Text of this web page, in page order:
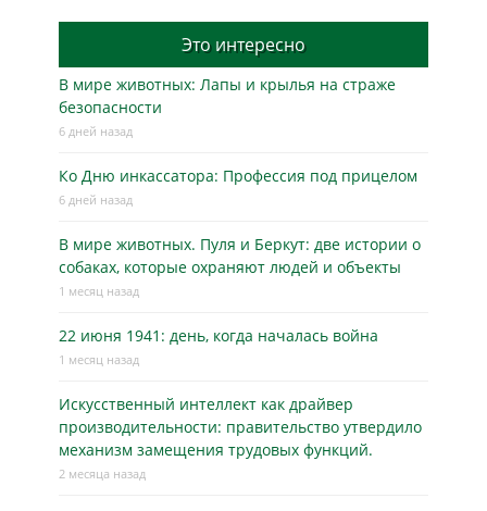
Это интересно
В мире животных: Лапы и крылья на страже
безопасности
6 дней назад
Ко Дню инкассатора: Профессия под прицелом
6 дней назад
В мире животных. Пуля и Беркут: две истории о
собаках, которые охраняют людей и объекты
1 месяц назад
22 июня 1941: день, когда началась война
1 месяц назад
Искусственный интеллект как драйвер
производительности: правительство утвердило
механизм замещения трудовых функций.
2 месяца назад